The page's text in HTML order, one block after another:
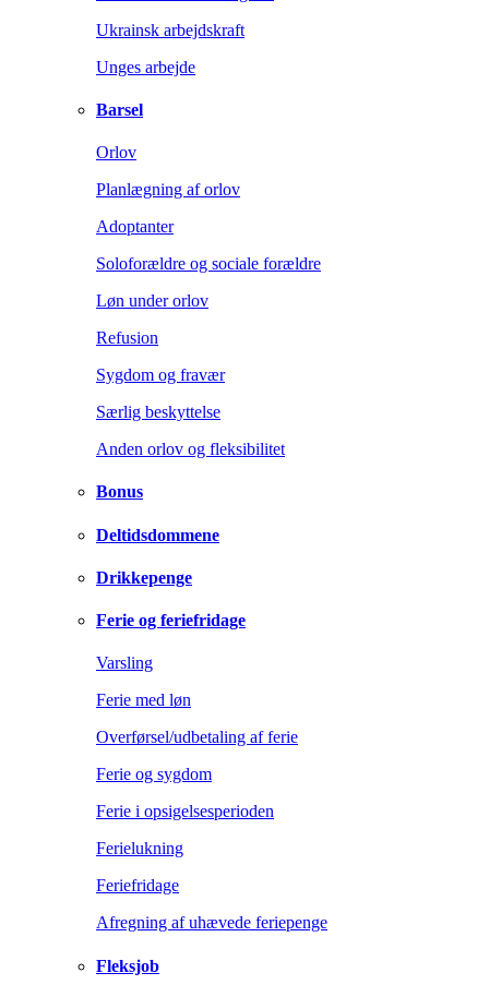
Ukrainsk arbejdskraft
Unges arbejde
Barsel
Orlov
Planlægning af orlov
Adoptanter
Soloforældre og sociale forældre
Løn under orlov
Refusion
Sygdom og fravær
Særlig beskyttelse
Anden orlov og fleksibilitet
Bonus
Deltidsdommene
Drikkepenge
Ferie og feriefridage
Varsling
Ferie med løn
Overførsel/udbetaling af ferie
Ferie og sygdom
Ferie i opsigelsesperioden
Ferielukning
Feriefridage
Afregning af uhævede feriepenge
Fleksjob